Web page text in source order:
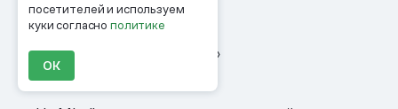
посетителей и используем
куки согласнополитике
ОК
Аналитик «Тануки»